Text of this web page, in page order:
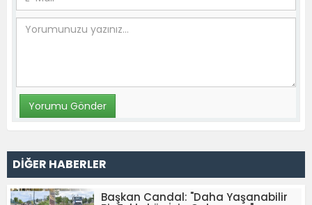
DİĞER HABERLER
Başkan Candal: "Daha Yaşanabilir